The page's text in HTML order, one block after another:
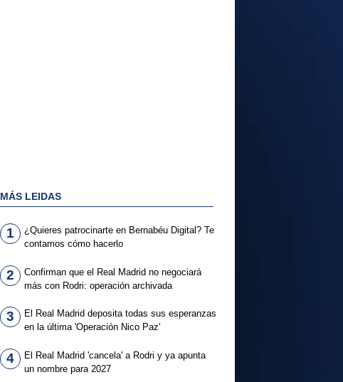
MÁS LEIDAS
1
¿Quieres patrocinarte en Bernabéu Digital? Te
contamos cómo hacerlo
2
Confirman que el Real Madrid no negociará
más con Rodri: operación archivada
3
El Real Madrid deposita todas sus esperanzas
en la última 'Operación Nico Paz'
4
El Real Madrid 'cancela' a Rodri y ya apunta
un nombre para 2027